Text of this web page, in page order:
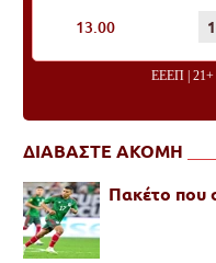
13.00
ΕΕΕΠ |
ΔΙΑΒΑΣΤΕ ΑΚΟΜΗ
Πακέτο που